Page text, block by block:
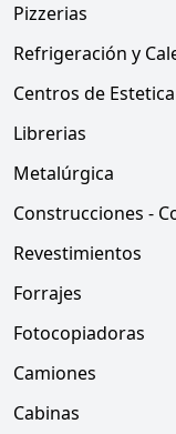
Pizzerias
Refrigeración y
Centros de Estetica
Librerias
Metalúrgica
Construcciones -
Revestimientos
Forrajes
Fotocopiadoras
Camiones
Cabinas